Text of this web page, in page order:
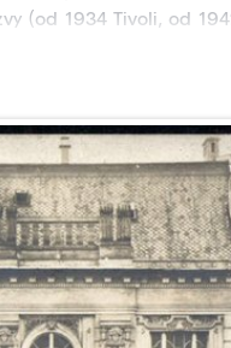
(od 1934 Tivoli, od
filmovými
V kine Korzo sa
The Singing Fool
aj letné, tzv.
formát. S jeho
bolo uvedené do